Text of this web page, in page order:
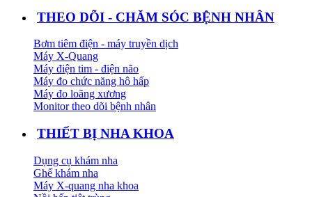
THEO DÕI - CHĂM SÓC BỆNH NHÂN
Bơm tiêm điện - máy truyền dịch
Máy X-Quang
Máy điện tim - điện não
Máy đo chức năng hô hấp
Máy đo loãng xương
Monitor theo dõi bệnh nhân
THIẾT BỊ NHA KHOA
Dụng cụ khám nha
Ghế khám nha
Máy X-quang nha khoa